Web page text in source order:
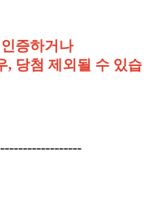
증하거나
, 당첨 제외될 수 있습